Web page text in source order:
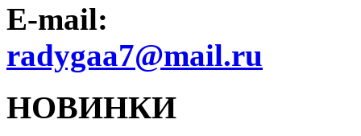
E-mail:
radygaa7@mail.ru
НОВИНКИ